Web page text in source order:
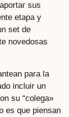
sus
etapa y
set de
novedosas
para la
incluir un
su “colega»
es que piensan